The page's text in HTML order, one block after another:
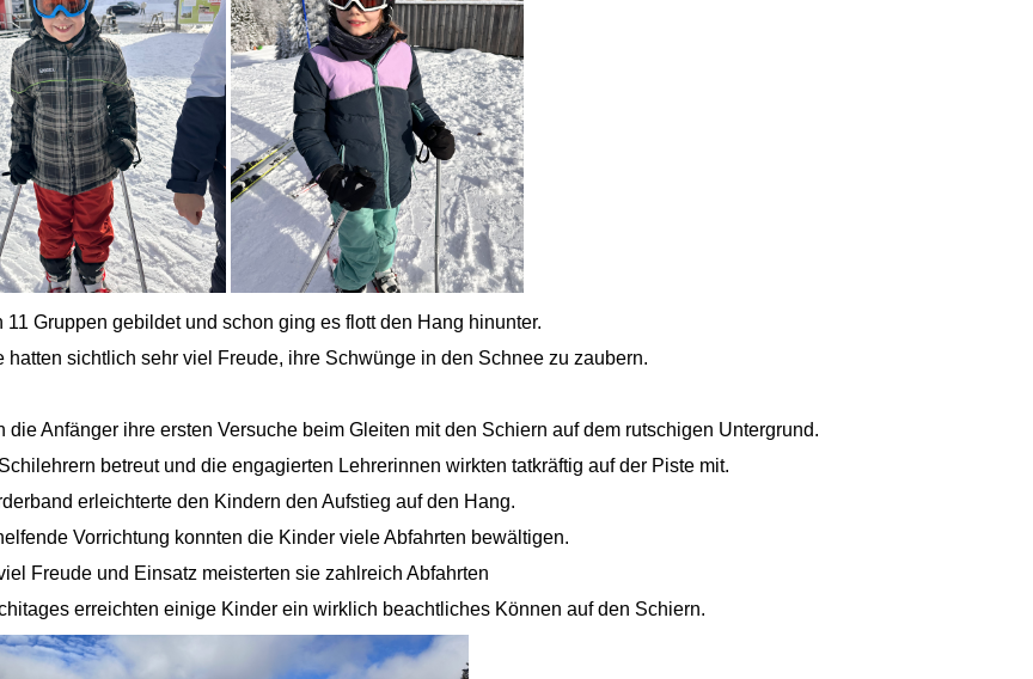
11 Gruppen gebildet und schon ging es flott den Hang hinunter.
hatten sichtlich sehr viel Freude, ihre Schwünge in den Schnee zu zaubern.
Anfänger ihre ersten Versuche beim Gleiten mit den Schiern auf dem rutschigen Untergrund.
betreut und die engagierten Lehrerinnen wirkten tatkräftig auf der Piste mit.
erleichterte den Kindern den Aufstieg auf den Hang.
Vorrichtung konnten die Kinder viele Abfahrten bewältigen.
Freude und Einsatz meisterten sie zahlreich Abfahrten
erreichten einige Kinder ein wirklich beachtliches Können auf den Schiern.